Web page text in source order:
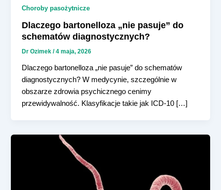
Choroby pasożytnicze
Dlaczego bartonelloza „nie pasuje” do
schematów diagnostycznych?
Dr Ozimek/4 maja, 2026
Dlaczego bartonelloza „nie pasuje” do schematów
diagnostycznych? W medycynie, szczególnie w
obszarze zdrowia psychicznego cenimy
przewidywalność. Klasyfikacje takie jak ICD-10 […]